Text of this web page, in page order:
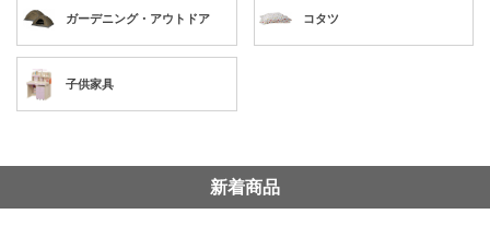
ガーデニング・アウトドア コタツ
子供家具
新着商品